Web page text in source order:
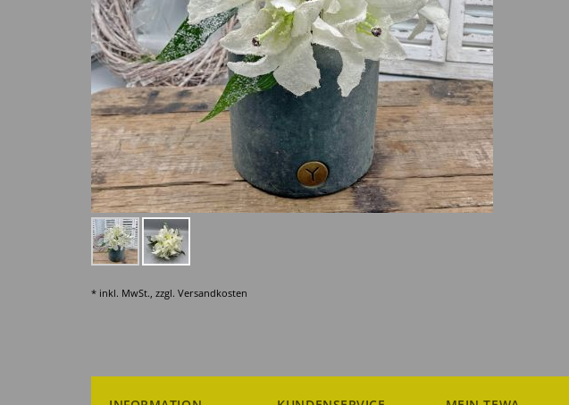
* inkl. MwSt., zzgl. Versandkosten